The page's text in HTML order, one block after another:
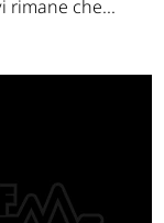
rimane che...